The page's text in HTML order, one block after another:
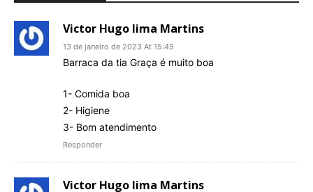
Victor Hugo lima Martins
13 de janeiro de 2023 At 15:45
Barraca da tia Graça é muito boa
1- Comida boa
2- Higiene
3- Bom atendimento
Responder
Victor Hugo lima Martins